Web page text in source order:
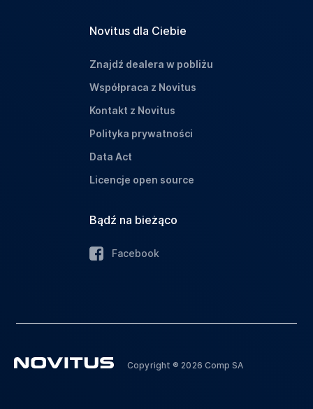
Novitus dla Ciebie
Znajdź dealera w pobliżu
Współpraca z Novitus
Kontakt z Novitus
Polityka prywatności
Data Act
Licencje open source
Bądź na bieżąco
Facebook
Copyright ® 2026 Comp SA